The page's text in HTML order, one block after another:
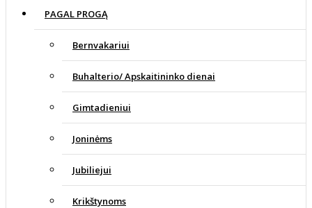
PAGAL PROGĄ
Bernvakariui
Buhalterio/ Apskaitininko dienai
Gimtadieniui
Joninėms
Jubiliejui
Krikštynoms